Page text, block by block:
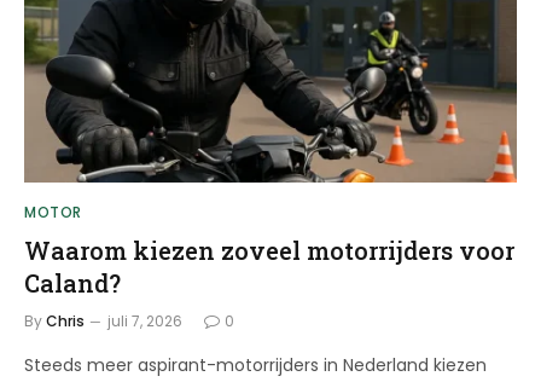
MOTOR
Waarom kiezen zoveel motorrijders voor
Caland?
ByChris juli 7, 2026 0
Steeds meer aspirant-motorrijders in Nederland kiezen